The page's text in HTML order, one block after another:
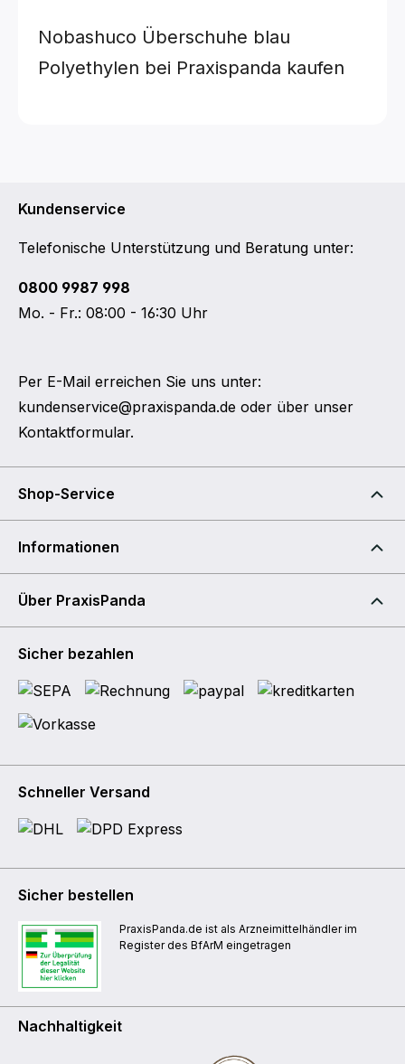
Nobashuco Überschuhe blau
Polyethylen bei Praxispanda kaufen
Kundenservice
Telefonische Unterstützung und Beratung unter:
0800 9987 998
Mo. - Fr.: 08:00 - 16:30 Uhr
Per E-Mail erreichen Sie uns unter:
kundenservice@praxispanda.de oder über unser
Kontaktformular.
Shop-Service
Informationen
Über PraxisPanda
Sicher bezahlen
Schneller Versand
Sicher bestellen
PraxisPanda.de ist als Arzneimittelhändler im
Register des BfArM eingetragen
Nachhaltigkeit